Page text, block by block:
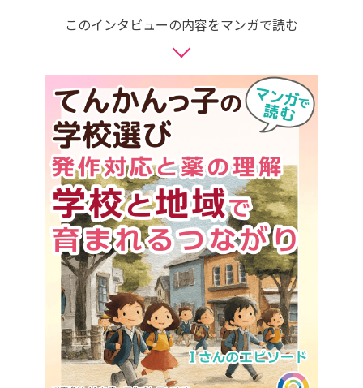
このインタビューの内容をマンガで読む